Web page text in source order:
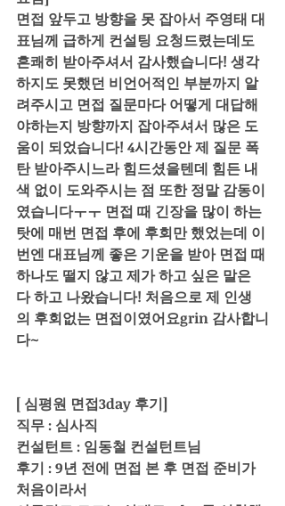
면접 앞두고 방향을 못 잡아서 주영태 대
표님께 급하게 컨설팅 요청드렸는데도
흔쾌히 받아주셔서 감사했습니다! 생각
하지도 못했던 비언어적인 부분까지 알
려주시고 면접 질문마다 어떻게 대답해
야하는지 방향까지 잡아주셔서 많은 도
움이 되었습니다! 4시간동안 제 질문 폭
탄 받아주시느라 힘드셨을텐데 힘든 내
색 없이 도와주시는 점 또한 정말 감동이
였습니다ㅜㅜ 면접 때 긴장을 많이 하는
탓에 매번 면접 후에 후회만 했었는데 이
번엔 대표님께 좋은 기운을 받아 면접 때
하나도 떨지 않고 제가 하고 싶은 말은
다 하고 나왔습니다! 처음으로 제 인생
의 후회없는 면접이였어요grin 감사합니
다~
[ 심평원 면접3day 후기]
직무 : 심사직
컨설턴트 : 임동철 컨설턴트님
후기 : 9년 전에 면접 본 후 면접 준비가
처음이라서